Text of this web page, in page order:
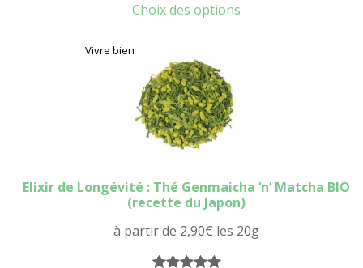
sur 5
notations
client
Choix des options
Vivre bien
Elixir de Longévité : Thé Genmaicha ‘n’ Matcha BIO
(recette du Japon)
à partir de 2,90€ les 20g